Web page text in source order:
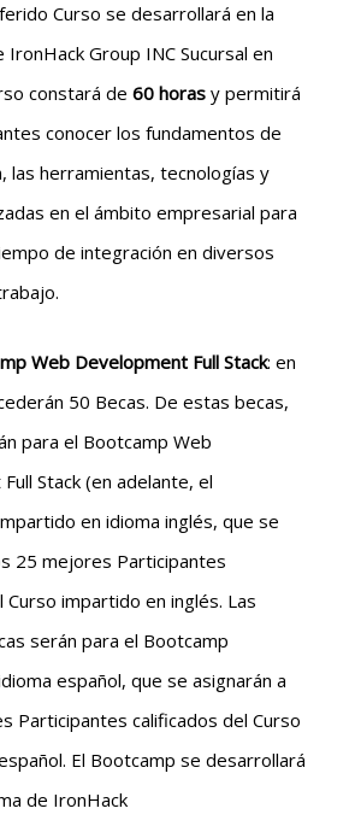
Curso se desarrollará en la
Group INC Sucursal en
constará de 60 horas y permitirá
conocer los fundamentos de
las herramientas, tecnologías y
en el ámbito empresarial para
de integración en diversos
Web Development Full Stack: en
50 Becas. De estas becas,
para el Bootcamp Web
Stack (en adelante, el
en idioma inglés, que se
25 mejores Participantes
Curso impartido en inglés. Las
serán para el Bootcamp
español, que se asignarán a
Participantes calificados del Curso
El Bootcamp se desarrollará
de IronHack